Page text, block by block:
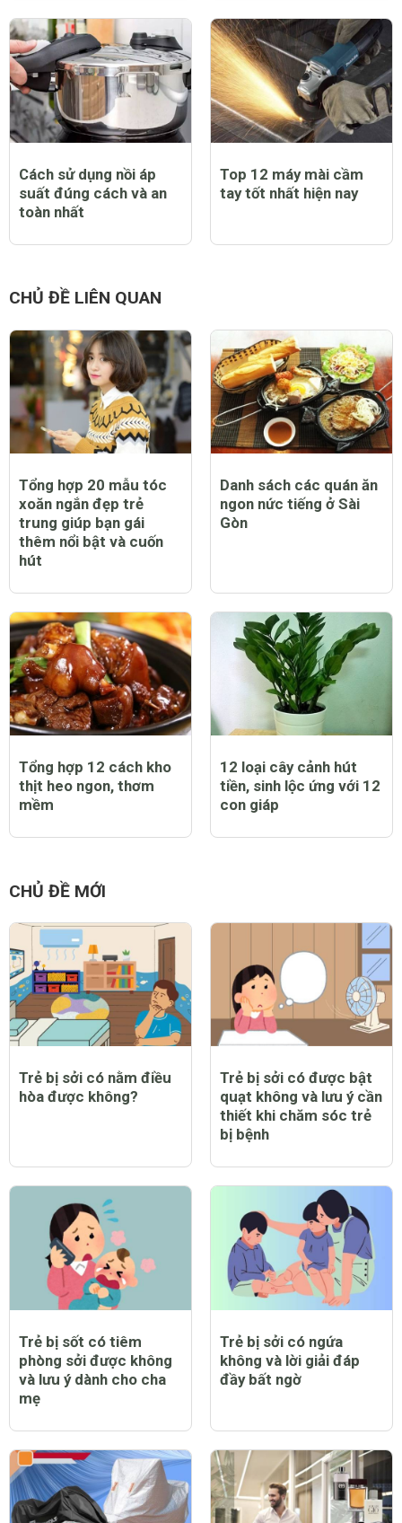
Cách sử dụng nồi áp
suất đúng cách và an
toàn nhất
Top 12 máy mài cầm
tay tốt nhất hiện nay
CHỦ ĐỀ LIÊN QUAN
Tổng hợp 20 mẫu tóc
xoăn ngắn đẹp trẻ
trung giúp bạn gái
thêm nổi bật và cuốn
hút
Danh sách các quán ăn
ngon nức tiếng ở Sài
Gòn
Tổng hợp 12 cách kho
thịt heo ngon, thơm
mềm
12 loại cây cảnh hút
tiền, sinh lộc ứng với 12
con giáp
CHỦ ĐỀ MỚI
Trẻ bị sởi có nằm điều
hòa được không?
Trẻ bị sởi có được bật
quạt không và lưu ý cần
thiết khi chăm sóc trẻ
bị bệnh
Trẻ bị sốt có tiêm
phòng sởi được không
và lưu ý dành cho cha
mẹ
Trẻ bị sởi có ngứa
không và lời giải đáp
đầy bất ngờ